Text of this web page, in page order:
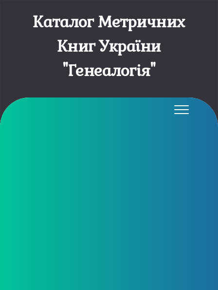
Каталог Метричних
Книг України
"Генеалогія"